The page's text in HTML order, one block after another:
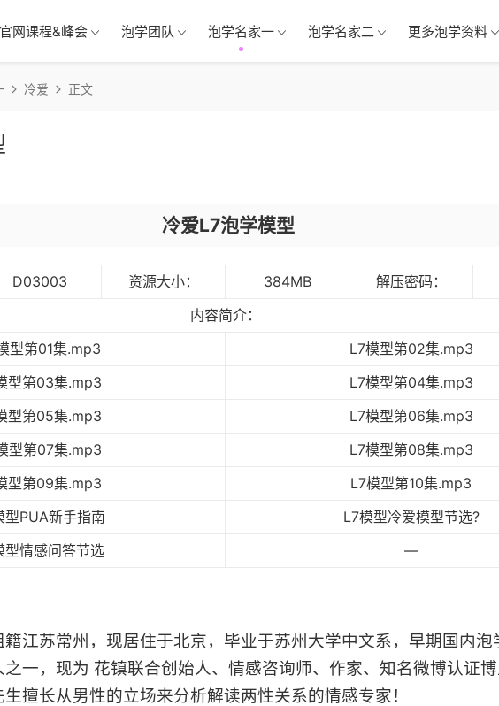
官网课程&峰会 泡学团队 泡学名家一 泡学名家二 更多泡学资料
冷爱 正文
冷爱L7泡学模型
D03003 资源大小： 384MB 解压密码：
内容简介：
型第01集.mp3
L7模型第02集.mp3
型第03集.mp3
L7模型第04集.mp3
型第05集.mp3
L7模型第06集.mp3
型第07集.mp3
L7模型第08集.mp3
型第09集.mp3
L7模型第10集.mp3
型PUA新手指南
L7模型冷爱模型节选?
型情感问答节选
—
江苏常州，现居住于北京，毕业于苏州大学中文系，早期国内泡
一，现为 花镇联合创始人、情感咨询师、作家、知名微博认证博
擅长从男性的立场来分析解读两性关系的情感专家！